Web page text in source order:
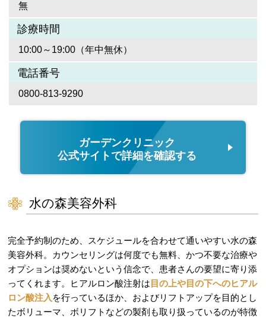
無
診療時間
10:00～19:00（年中無休）
電話番号
0800-813-9290
ガーデンクリニック
公式サイトで詳細を確認する
水の森美容外科
完全予約制のため、スケジュールを合わせて通いやすい水の森
美容外科。カウンセリングは何度でも無料、かつ不要な治療や
オプションは奨めないという信念で、患者さんの要望に寄り添
ってくれます。ヒアルロン酸注射は 目の上や目の下へのヒアル
ロン酸注入 を行っているほか、およびリフトアップを目的とし
たボリューマ、ボリフトなどの製剤も取り扱っているのが特徴